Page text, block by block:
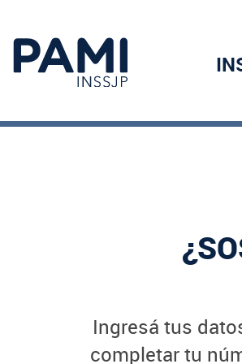
Ingresá tus
completar tu